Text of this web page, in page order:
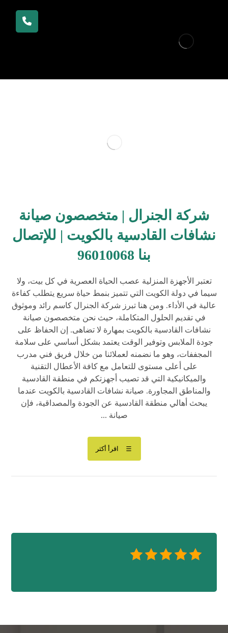
شركة الجنرال | متخصصون صيانة
نشافات القادسية بالكويت | للإتصال
بنا 96010068
تعتبر الأجهزة المنزلية عصب الحياة العصرية في كل بيت، ولا
سيما في دولة الكويت التي تتميز بنمط حياة سريع يتطلب كفاءة
عالية في الأداء. ومن هنا تبرز شركة الجنرال كاسم رائد وموثوق
في تقديم الحلول المتكاملة، حيث نحن متخصصون صيانة
نشافات القادسية بالكويت بمهارة لا تضاهى. إن الحفاظ على
جودة الملابس وتوفير الوقت يعتمد بشكل أساسي على سلامة
المجففات، وهو ما نضمنه لعملائنا من خلال فريق فني مدرب
على أعلى مستوى للتعامل مع كافة الأعطال التقنية
والميكانيكية التي قد تصيب أجهزتكم في منطقة القادسية
والمناطق المجاورة. صيانة نشافات القادسية بالكويت عندما
يبحث أهالي منطقة القادسية عن الجودة والمصداقية، فإن
صيانة ...
اقرأ أكثر